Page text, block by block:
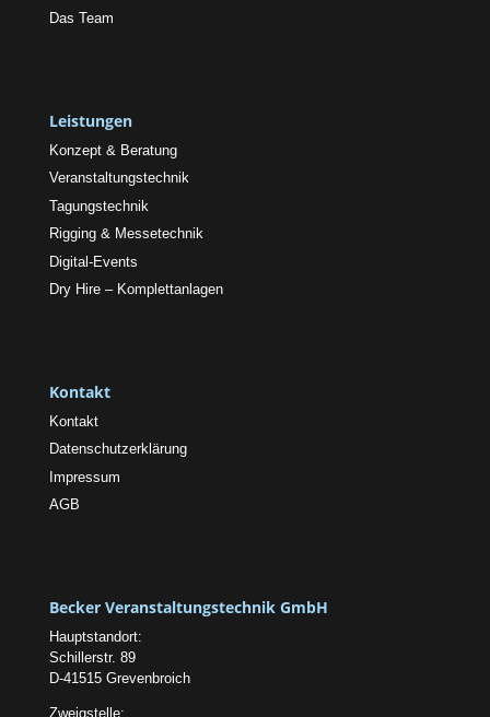
Das Team
Leistungen
Konzept & Beratung
Veranstaltungstechnik
Tagungstechnik
Rigging & Messetechnik
Digital-Events
Dry Hire – Komplettanlagen
Kontakt
Kontakt
Datenschutzerklärung
Impressum
AGB
Becker Veranstaltungstechnik GmbH
Hauptstandort:
Schillerstr. 89
D-41515 Grevenbroich
Zweigstelle: